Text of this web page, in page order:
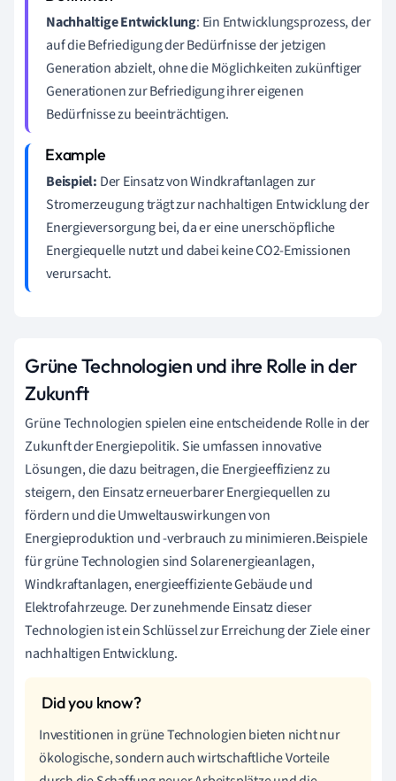
Nachhaltige Entwicklung: Ein Entwicklungsprozess, der
auf die Befriedigung der Bedürfnisse der jetzigen
Generation abzielt, ohne die Möglichkeiten zukünftiger
Generationen zur Befriedigung ihrer eigenen
Bedürfnisse zu beeinträchtigen.
Beispiel: Der Einsatz von Windkraftanlagen zur
Stromerzeugung trägt zur nachhaltigen Entwicklung der
Energieversorgung bei, da er eine unerschöpfliche
Energiequelle nutzt und dabei keine CO2-Emissionen
verursacht.
Grüne Technologien und ihre Rolle in der
Zukunft
Grüne Technologien spielen eine entscheidende Rolle in der
Zukunft der Energiepolitik. Sie umfassen innovative
Lösungen, die dazu beitragen, die Energieeffizienz zu
steigern, den Einsatz erneuerbarer Energiequellen zu
fördern und die Umweltauswirkungen von
Energieproduktion und -verbrauch zu minimieren.Beispiele
für grüne Technologien sind Solarenergieanlagen,
Windkraftanlagen, energieeffiziente Gebäude und
Elektrofahrzeuge. Der zunehmende Einsatz dieser
Technologien ist ein Schlüssel zur Erreichung der Ziele einer
nachhaltigen Entwicklung.
Investitionen in grüne Technologien bieten nicht nur
ökologische, sondern auch wirtschaftliche Vorteile